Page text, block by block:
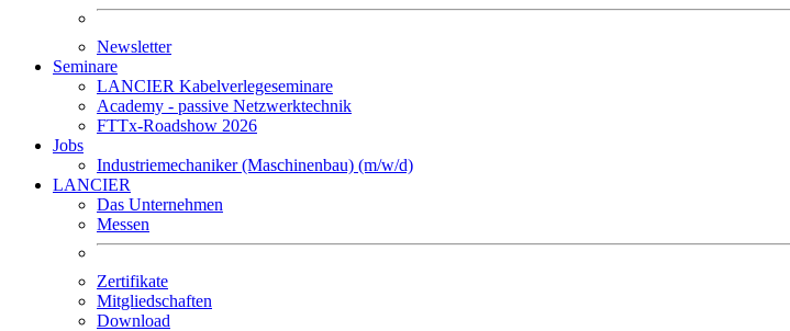
Newsletter
Seminare
LANCIER Kabelverlegeseminare
Academy - passive Netzwerktechnik
FTTx-Roadshow 2026
Jobs
Industriemechaniker (Maschinenbau) (m/w/d)
LANCIER
Das Unternehmen
Messen
Zertifikate
Mitgliedschaften
Download